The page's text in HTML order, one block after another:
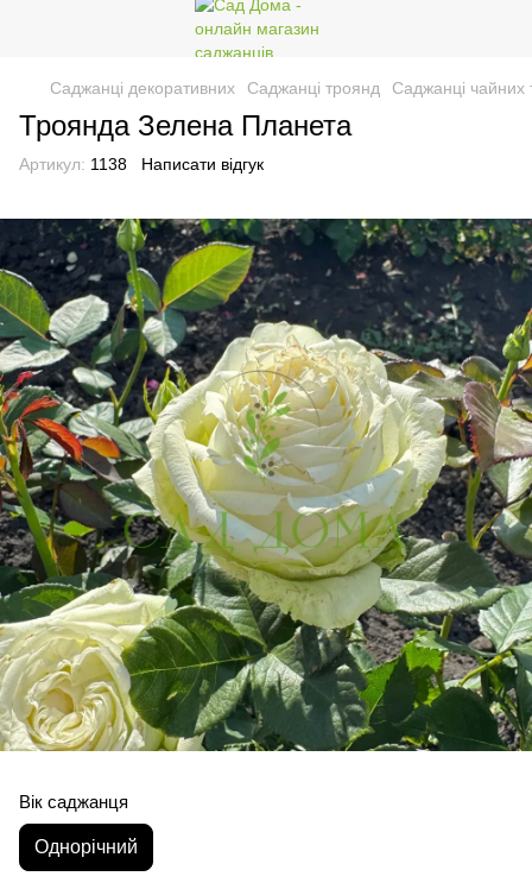
Саджанці декоративних Саджанці троянд Саджанці чайних
Троянда Зелена Планета
Артикул: 1138 Написати відгук
Вік саджанця
Однорічний